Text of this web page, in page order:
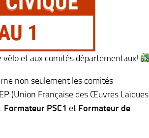
et aux comités départementaux!
non seulement les comités
(Union Française des Œuvres Laïques
Formateur PSC1 et Formateur de